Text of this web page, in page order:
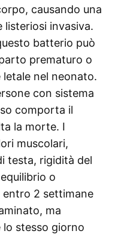
causando una
invasiva.
batterio può
prematuro o
letale nel neonato.
con sistema
comporta il
la morte. I
muscolari,
testa, rigidità del
o
entro 2 settimane
ma
stesso giorno